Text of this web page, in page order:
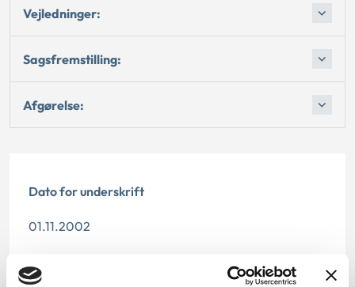
Vejledninger:
Sagsfremstilling:
Afgørelse:
Dato for underskrift
01.11.2002